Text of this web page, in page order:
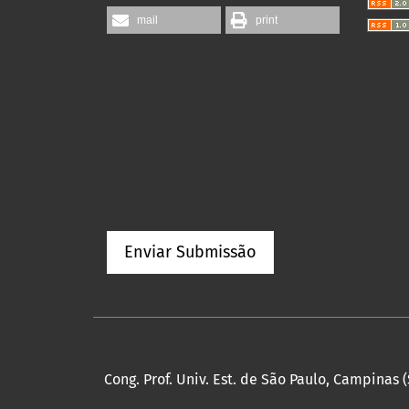
mail print
Enviar Submissão
Cong. Prof. Univ. Est. de São Paulo, Campinas